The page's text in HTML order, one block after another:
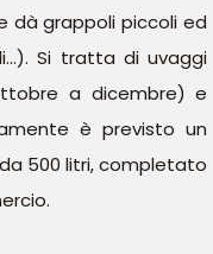
dà grappoli piccoli ed
Si tratta di uvaggi
a dicembre) e
è previsto un
500 litri, completato